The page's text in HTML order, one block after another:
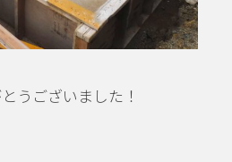
うございました！